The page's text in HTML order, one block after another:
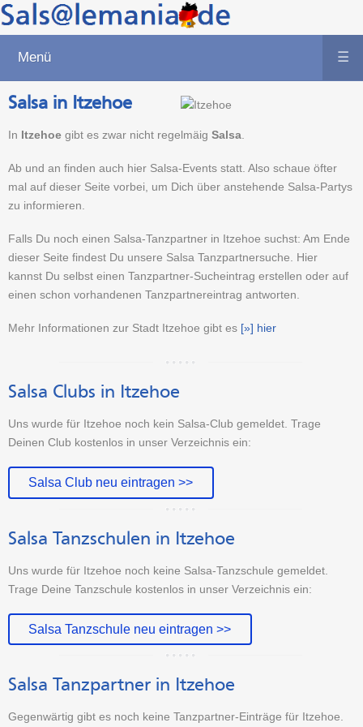
Menü ☰
Salsa in Itzehoe
In Itzehoe gibt es zwar nicht regelmäig Salsa
Ab und an finden auch hier Salsa-Events statt. Also schaue öfter
mal auf dieser Seite vorbei, um Dich über anstehende Salsa-Partys
zu informieren.
Falls Du noch einen Salsa-Tanzpartner in Itzehoe suchst: Am Ende
dieser Seite findest Du unsere Salsa Tanzpartnersuche. Hier
kannst Du selbst einen Tanzpartner-Sucheintrag erstellen oder auf
einen schon vorhandenen Tanzpartnereintrag antworten.
Mehr Informationen zur Stadt Itzehoe gibt es [»] hier
Salsa Clubs in Itzehoe
Uns wurde für Itzehoe noch kein Salsa-Club gemeldet. Trage
Deinen Club kostenlos in unser Verzeichnis ein:
Salsa Club neu eintragen >>
Salsa Tanzschulen in Itzehoe
Uns wurde für Itzehoe noch keine Salsa-Tanzschule gemeldet.
Trage Deine Tanzschule kostenlos in unser Verzeichnis ein:
Salsa Tanzschule neu eintragen >>
Salsa Tanzpartner in Itzehoe
Gegenwärtig gibt es noch keine Tanzpartner-Einträge für Itzehoe.